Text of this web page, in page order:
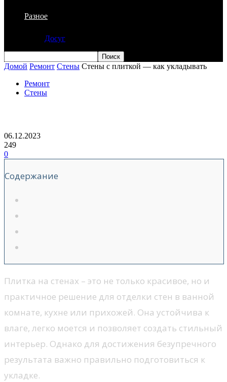
Разное
Досуг
Домой Ремонт Стены Стены с плиткой — как укладывать
Ремонт
Стены
06.12.2023
249
0
Содержание
Плитка на стенах – это не только красивое, но и
практичное решение для отделки стен в ванной
комнате, кухне или прихожей. Она устойчива к
влаге, легко моется и позволяет создать стильный
интерьер. Однако для достижения безупречного
результата важно правильно подготовиться к
укладке.